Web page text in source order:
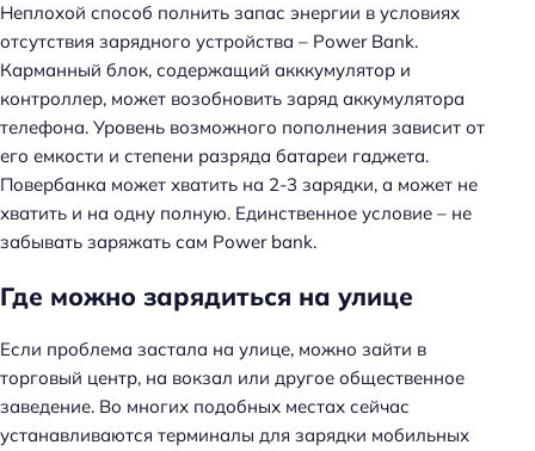
Неплохой способ полнить запас энергии в условиях
отсутствия зарядного устройства – Power Bank.
Карманный блок, содержащий акккумулятор и
контроллер, может возобновить заряд аккумулятора
телефона. Уровень возможного пополнения зависит от
его емкости и степени разряда батареи гаджета.
Повербанка может хватить на 2-3 зарядки, а может не
хватить и на одну полную. Единственное условие – не
забывать заряжать сам Power bank.
Где можно зарядиться на улице
Если проблема застала на улице, можно зайти в
торговый центр, на вокзал или другое общественное
заведение. Во многих подобных местах сейчас
устанавливаются терминалы для зарядки мобильных